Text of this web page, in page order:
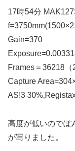
17時54分
Gain=370
Frames＝36218（
Capture
AS!3
高度が低いのでぼ
が写りました。